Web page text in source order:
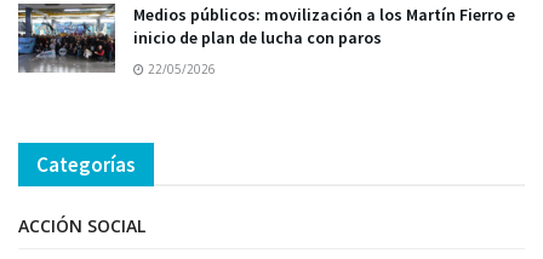
Medios públicos: movilización a los Martín Fierro e
inicio de plan de lucha con paros
22/05/2026
Categorías
ACCIÓN SOCIAL